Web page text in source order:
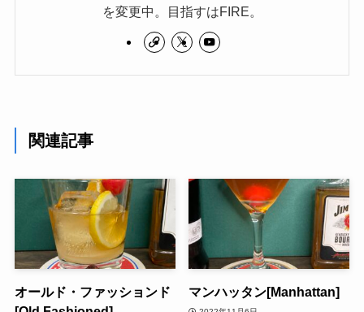
を変更中。目指すはFIRE。
関連記事
オールド・ファッションド
マンハッタン[Manhattan]